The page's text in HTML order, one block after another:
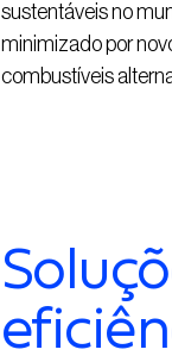
sustentáveis no
minimizado por
combustíveis